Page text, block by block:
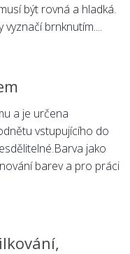
být rovná a hladká.
brnknutím....
a je určena
vstupujícího do
jako
barev a pro práci